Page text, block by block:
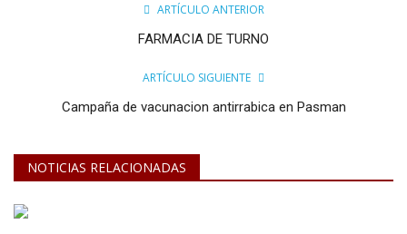
ARTÍCULO ANTERIOR
FARMACIA DE TURNO
ARTÍCULO SIGUIENTE
Campaña de vacunacion antirrabica en Pasman
NOTICIAS RELACIONADAS